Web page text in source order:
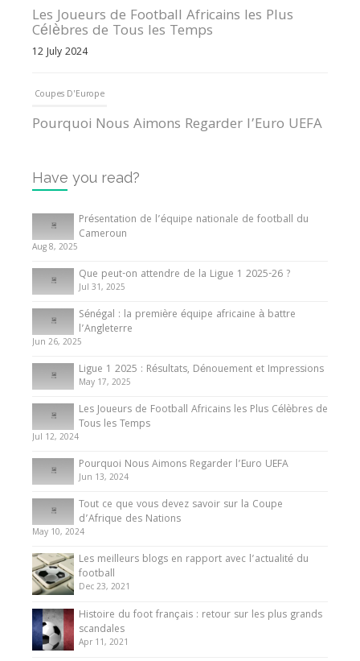
Les Joueurs de Football Africains les Plus
Célèbres de Tous les Temps
12 July 2024
Coupes D'Europe
Pourquoi Nous Aimons Regarder l’Euro UEFA
Internationales
Tout ce que vous devez savoir sur la Coupe
d’Afrique des Nations
10 May 2024
Internationales
Présentation de l’équipe nationale de football
du Cameroun
8 August 2025
Have you read?
Présentation de l’équipe nationale de football du
Cameroun
Aug 8, 2025
Que peut-on attendre de la Ligue 1 2025-26 ?
Jul 31, 2025
Sénégal : la première équipe africaine à battre
l’Angleterre
Jun 26, 2025
Ligue 1 2025 : Résultats, Dénouement et Impressions
May 17, 2025
Les Joueurs de Football Africains les Plus Célèbres de
Tous les Temps
Jul 12, 2024
Pourquoi Nous Aimons Regarder l’Euro UEFA
Jun 13, 2024
Tout ce que vous devez savoir sur la Coupe
d’Afrique des Nations
May 10, 2024
Les meilleurs blogs en rapport avec l’actualité du
football
Dec 23, 2021
Histoire du foot français : retour sur les plus grands
scandales
Apr 11, 2021